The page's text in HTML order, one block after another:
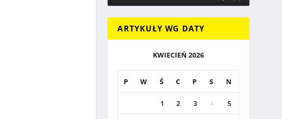
ARTYKUŁY WG DATY
KWIECIEŃ 2026
P W Ś C P S N
1 2 3 4 5